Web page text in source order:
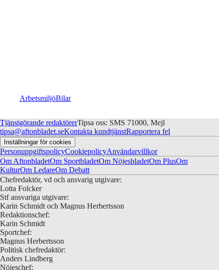
ArbetsmiljöBilar
Tjänstgörande redaktörerTipsa oss: SMS 71000, Mejl
tipsa@aftonbladet.seKontakta kundtjänstRapportera fel
Inställningar för cookies
PersonuppgiftspolicyCookiepolicyAnvändarvillkor
Om AftonbladetOm SportbladetOm NöjesbladetOm PlusOm
KulturOm LedareOm Debatt
Chefredaktör, vd och ansvarig utgivare:
Lotta Folcker
Stf ansvariga utgivare:
Karin Schmidt och Magnus Herbertsson
Redaktionschef:
Karin Schmidt
Sportchef:
Magnus Herbertsson
Politisk chefredaktör:
Anders Lindberg
Nöjeschef: